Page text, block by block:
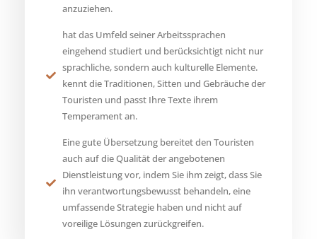
anzuziehen.
hat das Umfeld seiner Arbeitssprachen
eingehend studiert und berücksichtigt nicht nur
sprachliche, sondern auch kulturelle Elemente.
kennt die Traditionen, Sitten und Gebräuche der
Touristen und passt Ihre Texte ihrem
Temperament an.
Eine gute Übersetzung bereitet den Touristen
auch auf die Qualität der angebotenen
Dienstleistung vor, indem Sie ihm zeigt, dass Sie
ihn verantwortungsbewusst behandeln, eine
umfassende Strategie haben und nicht auf
voreilige Lösungen zurückgreifen.